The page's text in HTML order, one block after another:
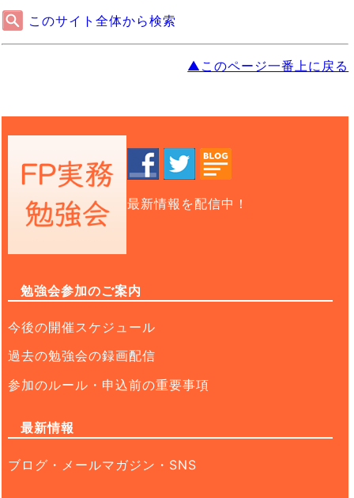
このサイト全体から検索
▲このページ一番上に戻る
最新情報を配信中！
勉強会参加のご案内
今後の開催スケジュール
過去の勉強会の録画配信
参加のルール・申込前の重要事項
最新情報
ブログ・メールマガジン・SNS